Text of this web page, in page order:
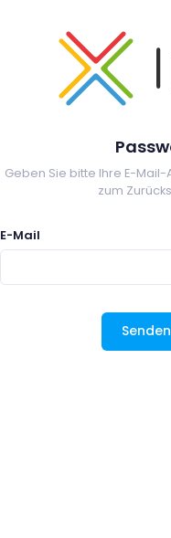
Geben Sie bitte Ihre E-
zum
E-Mail
Senden